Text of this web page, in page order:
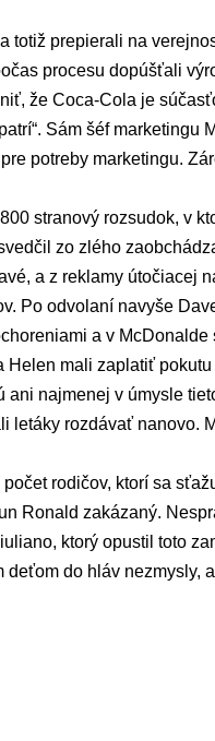
totiž prepierali na
procesu dopúšťali
že Coca-Cola je
Sám šéf marketingu
potreby marketingu.
stranový rozsudok, v
zo zlého
a z reklamy útočiacej
Po odvolaní navyše
a v
mali zaplatiť
najmenej v úmysle
letáky rozdávať nanovo.
rodičov, ktorí sa
Ronald zakázaný.
ktorý opustil toto
do hláv nezmysly,